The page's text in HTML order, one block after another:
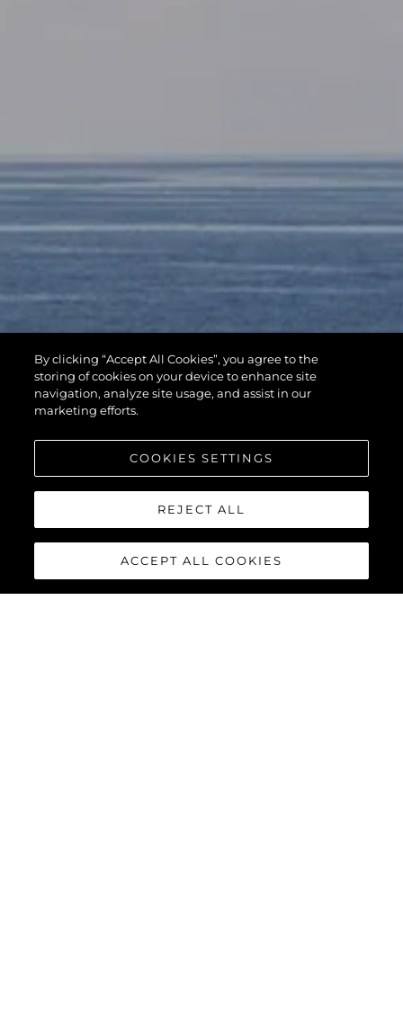
By clicking “Accept All Cookies”, you agree to the
storing of cookies on your device to enhance site
navigation, analyze site usage, and assist in our
marketing efforts.
COOKIES SETTINGS
REJECT ALL
ACCEPT ALL COOKIES